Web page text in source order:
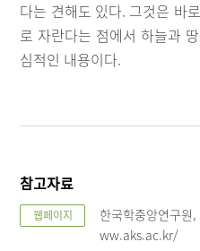
다는 견해도 있다. 그것은 바
로 자란다는 점에서 하늘과
심적인 내용이다.
참고자료
웹페이지
한국학중앙연구
ww.aks.ac.kr/